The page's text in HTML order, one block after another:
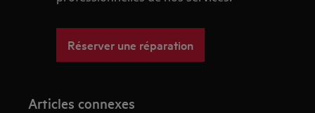
Réserver une réparation
Articles connexes